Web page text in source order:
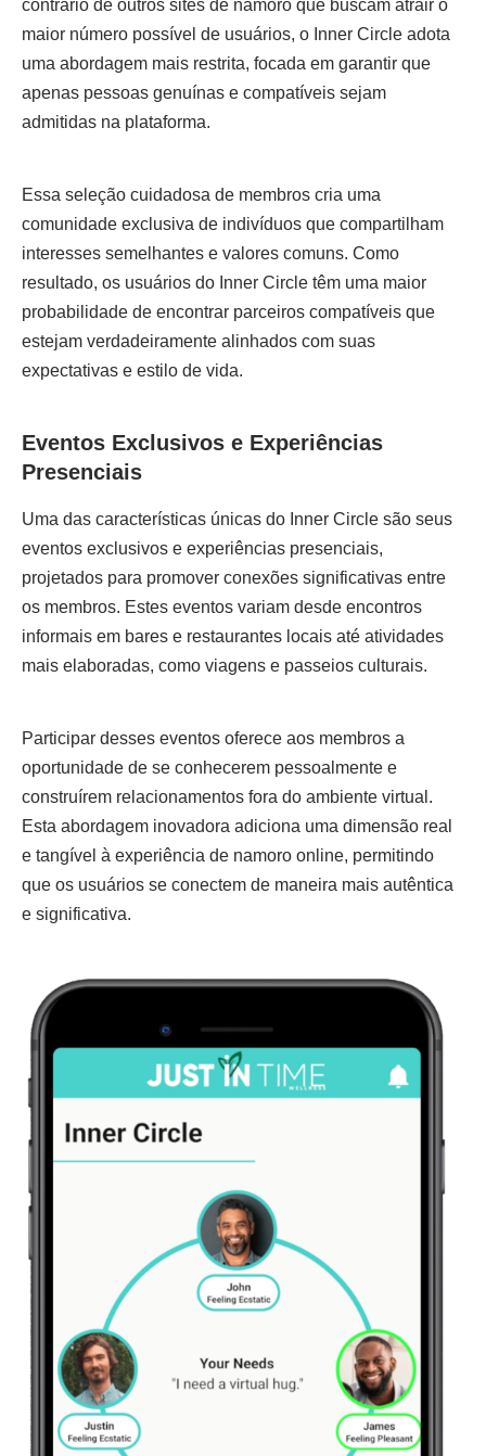
contrário de outros sites de namoro que buscam atrair o
maior número possível de usuários, o Inner Circle adota
uma abordagem mais restrita, focada em garantir que
apenas pessoas genuínas e compatíveis sejam
admitidas na plataforma.
Essa seleção cuidadosa de membros cria uma
comunidade exclusiva de indivíduos que compartilham
interesses semelhantes e valores comuns. Como
resultado, os usuários do Inner Circle têm uma maior
probabilidade de encontrar parceiros compatíveis que
estejam verdadeiramente alinhados com suas
expectativas e estilo de vida.
Eventos Exclusivos e Experiências
Presenciais
Uma das características únicas do Inner Circle são seus
eventos exclusivos e experiências presenciais,
projetados para promover conexões significativas entre
os membros. Estes eventos variam desde encontros
informais em bares e restaurantes locais até atividades
mais elaboradas, como viagens e passeios culturais.
Participar desses eventos oferece aos membros a
oportunidade de se conhecerem pessoalmente e
construírem relacionamentos fora do ambiente virtual.
Esta abordagem inovadora adiciona uma dimensão real
e tangível à experiência de namoro online, permitindo
que os usuários se conectem de maneira mais autêntica
e significativa.